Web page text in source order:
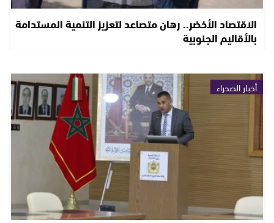
الاقتصاد الأخضر.. رهان متصاعد لتعزيز التنمية المستدامة
بالأقاليم الجنوبية
أخبار الصحراء